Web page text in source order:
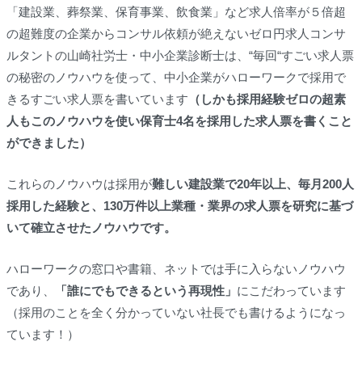
「建設業、葬祭業、保育事業、飲食業」など求人倍率が５倍超
の超難度の企業からコンサル依頼が絶えないゼロ円求人コンサ
ルタントの山崎社労士・中小企業診断士は、“毎回“すごい求人票
の秘密のノウハウを使って、中小企業がハローワークで採用で
きるすごい求人票を書いています （しかも採用経験ゼロの超素
人もこのノウハウを使い保育士4名を採用した求人票を書くこと
ができました）
これらのノウハウは採用が難しい建設業で20年以上、毎月200人
採用した経験と、130万件以上業種・業界の求人票を研究に基づ
いて確立させたノウハウです。
ハローワークの窓口や書籍、ネットでは手に入らないノウハウ
であり、
「誰にでもできるという再現性」 にこだわっています
（採用のことを全く分かっていない社長でも書けるようになっ
ています！）